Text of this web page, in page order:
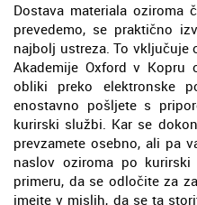
Dostava materiala oziroma
prevedemo, se praktično
najbolj ustreza. To
Akademije Oxford v Kopru
obliki preko elektronske
enostavno pošljete s
kurirski službi. Kar se
prevzamete osebno, ali pa
naslov oziroma po
primeru, da se odločite za
imejte v mislih, da se ta